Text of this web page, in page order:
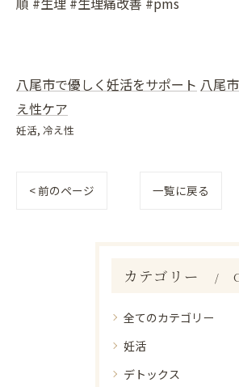
八尾市で優しく妊活をサポート 八尾
え性ケア
妊活 冷え性
< 前のページ 一覧に戻る
カテゴリー
全てのカテゴリー
妊活
デトックス